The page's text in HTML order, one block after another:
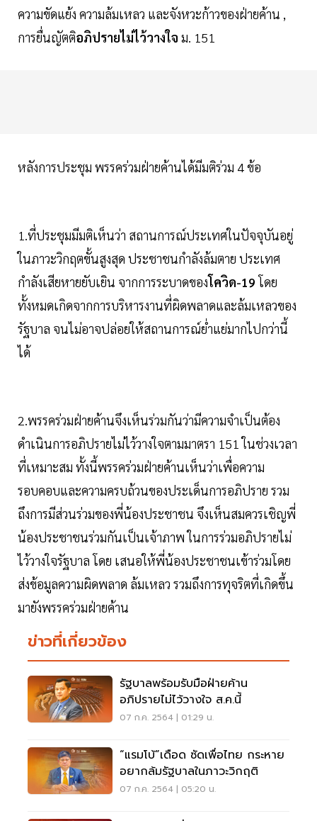
ความขัดแย้ง ความล้มเหลว และจังหวะก้าวของฝ่ายค้าน ,
การยื่นญัตติอภิปรายไม่ไว้วางใจ ม. 151
หลังการประชุม พรรคร่วมฝ่ายค้านได้มีมติร่วม 4 ข้อ
1.ที่ประชุมมีมติเห็นว่า สถานการณ์ประเทศในปัจจุบันอยู่
ในภาวะวิกฤตขั้นสูงสุด ประชาชนกำลังล้มตาย ประเทศ
กำลังเสียหายยับเยิน จากการระบาดของโควิด-19โดย
ทั้งหมดเกิดจากการบริหารงานที่ผิดพลาดและล้มเหลวของ
รัฐบาล จนไม่อาจปล่อยให้สถานการณ์ย่ำแย่มากไปกว่านี้
ได้
2.พรรคร่วมฝ่ายค้านจึงเห็นร่วมกันว่ามีความจำเป็นต้อง
ดำเนินการอภิปรายไม่ไว้วางใจตามมาตรา 151 ในช่วงเวลา
ที่เหมาะสม ทั้งนี้พรรคร่วมฝ่ายค้านเห็นว่าเพื่อความ
รอบคอบและความครบถ้วนของประเด็นการอภิปราย รวม
ถึงการมีส่วนร่วมของพี่น้องประชาชน จึงเห็นสมควรเชิญพี่
น้องประชาชนร่วมกันเป็นเจ้าภาพ ในการร่วมอภิปรายไม่
ไว้วางใจรัฐบาล โดย เสนอให้พี่น้องประชาชนเข้าร่วมโดย
ส่งข้อมูลความผิดพลาด ล้มเหลว รวมถึงการทุจริตที่เกิดขึ้น
มายังพรรคร่วมฝ่ายค้าน
ข่าวที่เกี่ยวข้อง
รัฐบาลพร้อมรับมือฝ่ายค้าน
อภิปรายไม่ไว้วางใจ ส.ค.นี้
07 ก.ค. 2564 | 01:29 น.
“แรมโบ้”เดือด ซัดเพื่อไทย กระหาย
อยากล้มรัฐบาลในภาวะวิกฤติ
07 ก.ค. 2564 | 05:20 น.